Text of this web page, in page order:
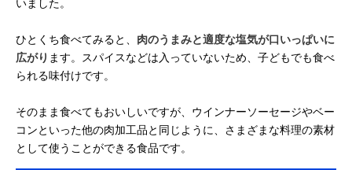
いました。
ひとくち食べてみると、 肉のうまみと適度な塩気が口いっぱいに
広がり ます。スパイスなどは入っていないため、子どもでも食べ
られる味付けです。
そのまま食べてもおいしいですが、ウインナーソーセージやベー
コンといった他の肉加工品と同じように、さまざまな料理の素材
として使うことができる食品です。